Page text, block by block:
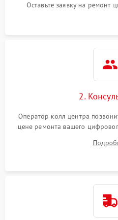
Оставьте заявку на ремонт
2.
Оператор колл центра
цене ремонта вашего